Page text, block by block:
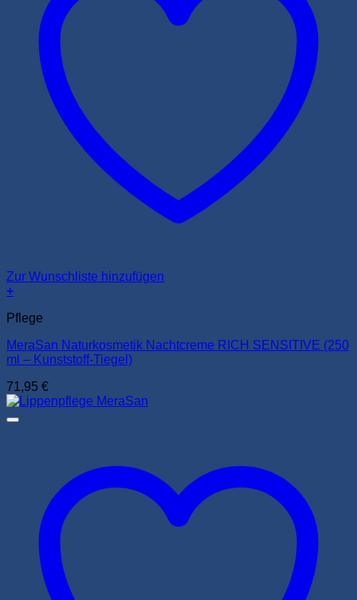
Zur Wunschliste hinzufügen
+
Pflege
MeraSan Naturkosmetik Nachtcreme RICH SENSITIVE (250
ml – Kunststoff-Tiegel)
71,95 €